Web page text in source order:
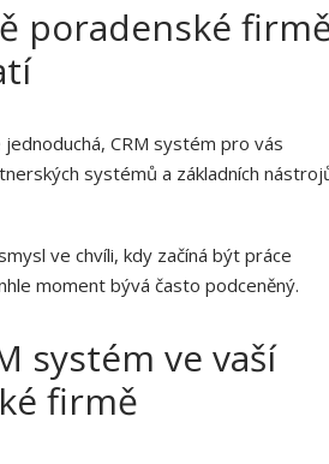
poradenské
CRM systém pro vás
systémů a základních
ve chvíli, kdy začíná být práce
moment bývá často podceněný.
systém ve vaší
firmě